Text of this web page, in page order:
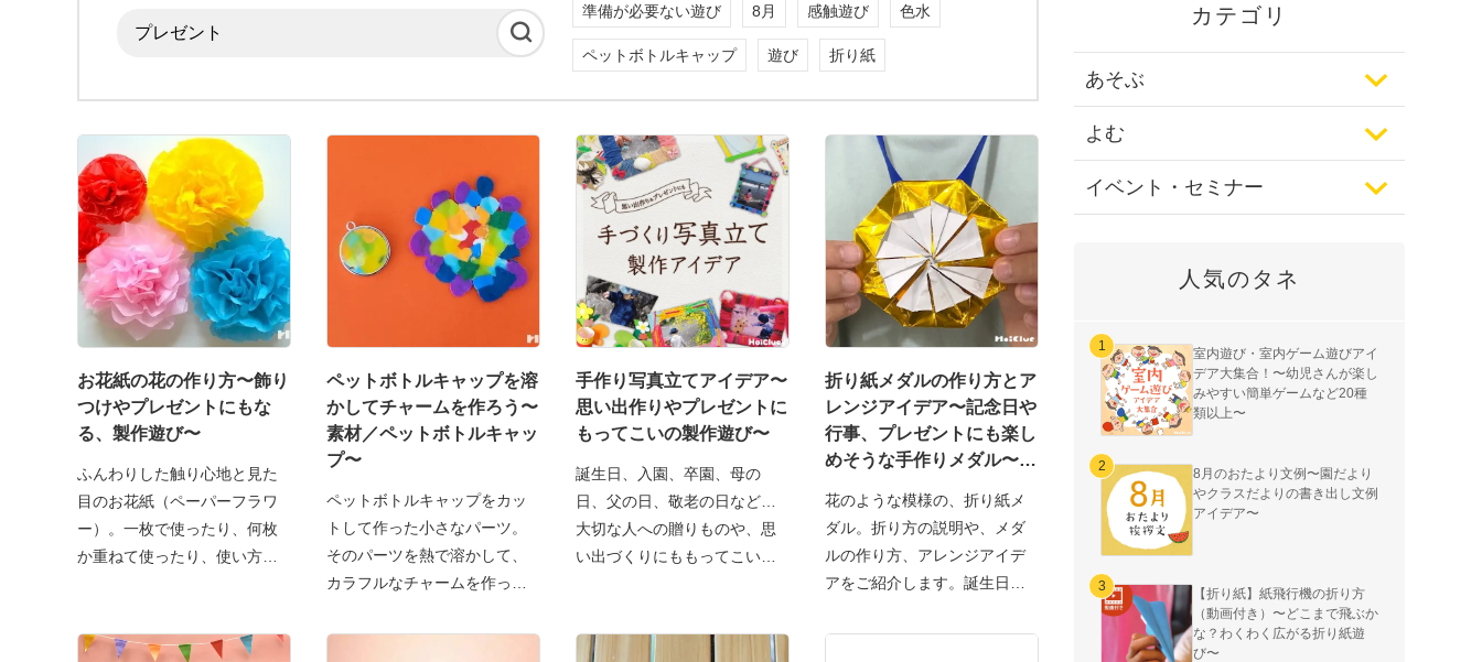
準備が必要ない遊び 8月 感触遊び 色水
ペットボトルキャップ 遊び 折り紙
お花紙の花の作り方〜飾り
つけやプレゼントにもな
る、製作遊び〜
ふんわりした触り心地と見た
目のお花紙（ペーパーフラワ
ー）。一枚で使ったり、何枚
か重ねて使ったり、使い方次
ペットボトルキャップを溶
かしてチャームを作ろう〜
素材／ペットボトルキャッ
プ〜
ペットボトルキャップをカッ
トして作った小さなパーツ。
そのパーツを熱で溶かして、
カラフルなチャームを作って
手作り写真立てアイデア〜
思い出作りやプレゼントに
もってこいの製作遊び〜
誕生日、入園、卒園、母の
日、父の日、敬老の日など…
大切な人への贈りものや、思
い出づくりにももってこいの
折り紙メダルの作り方とア
レンジアイデア〜記念日や
行事、プレゼントにも楽し
めそうな手作りメダル〜
花のような模様の、折り紙メ
ダル。折り方の説明や、メダ
ルの作り方、アレンジアイデ
アをご紹介します。誕生日、
カテゴリ
あそぶ
よむ
イベント・セミナー
人気のタネ
室内遊び・室内ゲーム遊びアイ
デア大集合！〜幼児さんが楽し
みやすい簡単ゲームなど20種
類以上〜
8月のおたより文例〜園だより
やクラスだよりの書き出し文例
アイデア〜
【折り紙】紙飛行機の折り方
（動画付き）〜どこまで飛ぶか
な？わくわく広がる折り紙遊
び〜